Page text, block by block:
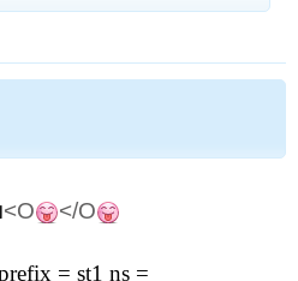
<O
</O
= st1 ns =